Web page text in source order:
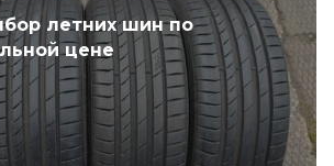
летних шин по
цене